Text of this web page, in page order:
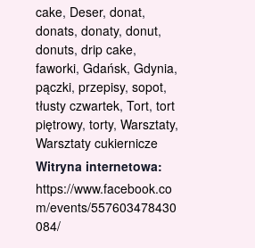
cake, Deser, donat,
donats, donaty, donut,
donuts, drip cake,
faworki, Gdańsk, Gdynia,
pączki, przepisy, sopot,
tłusty czwartek, Tort, tort
piętrowy, torty, Warsztaty,
Warsztaty cukiernicze
Witryna internetowa:
https://www.facebook.co
m/events/557603478430
084/